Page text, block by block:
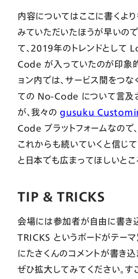
内容についてはここに書くよ
みていただいたほうが早いの
て、2019年のトレンドとし
Code が入っていたのが印象
ョン内では、サービス間をつな
ての No-Code について言及
が、我々の gusuku
Code プラットフォームなので
これからも続いていくと信じて
と日本でも広まってほしいとこ
TIP & TRICKS
会場には参加者が自由に書き
TRICKS というボードがテーマ
にたさくんのコメントが書き込
ぜひ拡大してみてください。す